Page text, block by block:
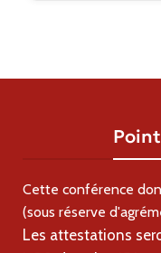
Cette conférence
(sous réserve
Les attestations